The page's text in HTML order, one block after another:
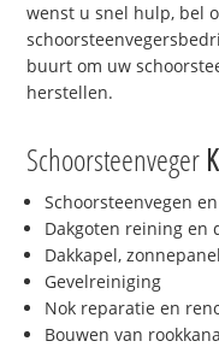
wenst u snel hulp, bel
buurt om uw
herstellen.
Schoorsteenveger
Schoorsteenvegen
Dakgoten reining en
Dakkapel,
Gevelreiniging
Nok reparatie en
Bouwen van